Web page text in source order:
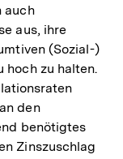
auch
aus, ihre
(Sozial-)
hoch zu halten.
den
benötigtes
Zinszuschlag